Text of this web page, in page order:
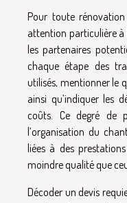
Pour toute
attention particulière à
les partenaires
chaque étape des
utilisés, mentionner le
ainsi qu’indiquer les
coûts. Ce degré de
l’organisation du
liées à des
moindre qualité que
Décoder un devis